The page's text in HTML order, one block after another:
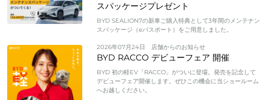
スパッケージプレゼント
BYD SEALION7の新車ご購入特典として3年間のメンテナン
スパッケージ（eパスポート）をご用意しました。
2026年07月24日 店舗からのお知らせ
BYD RACCO デビューフェア 開催
BYD 初の軽EV「RACCO」がついに登場。発売を記念して
デビューフェア開催します。ぜひこの機会に当ショールーム
へお越しください。